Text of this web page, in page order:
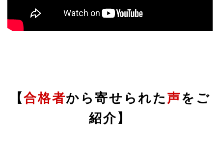
【合格者から寄せられた 声をご
紹介】